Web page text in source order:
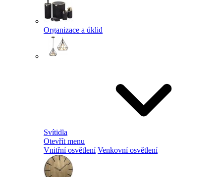
Organizace a úklid
Svítidla
Otevřít menu
Vnitřní osvětlení Venkovní osvětlení